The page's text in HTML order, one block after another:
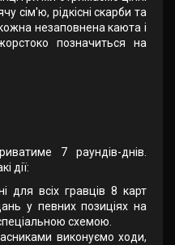
сім'ю, рідкісні скарби та
незаповнена каюта і
позначиться на
7 раундів-днів.
дії:
для всіх гравців 8 карт
у певних позиціях на
схемою.
виконуємо ходи,